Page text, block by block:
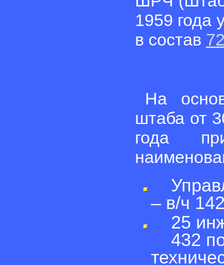
1959 года
в состав
На
штаба от
года
– в/ч
25
432